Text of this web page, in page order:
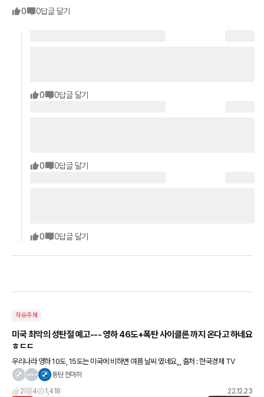
0 0답글 달기
0 0답글 달기
0 0답글 달기
0 0답글 달기
자유주제
미국 최악의 성탄절 예고--- 영하 46도+폭탄 사이클론 까지 온다고 하네요
ㅎㄷㄷ
우리나라 영하 10도, 15도는 미국에 비하면 여름 날씨 였네요,,, 출처 : 한국경제 TV
동탄 현마허
2
4 1,418 22.12.23